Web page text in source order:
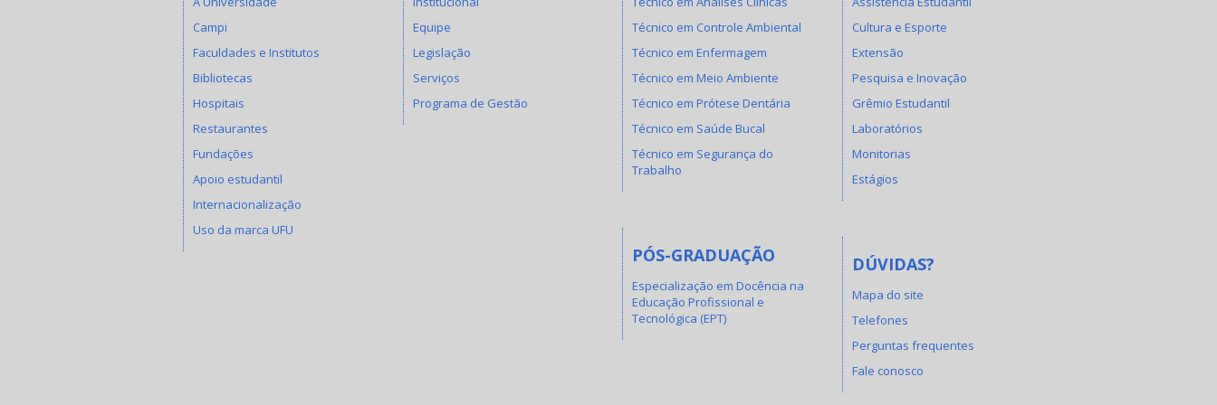
Campi
Faculdades e Institutos
Bibliotecas
Hospitais
Restaurantes
Fundações
Apoio estudantil
Internacionalização
Uso da marca UFU
Equipe
Legislação
Serviços
Programa de Gestão
Técnico em Controle Ambiental
Técnico em Enfermagem
Técnico em Meio Ambiente
Técnico em Prótese Dentária
Técnico em Saúde Bucal
Técnico em Segurança do
Trabalho
PÓS-GRADUAÇÃO
Especialização em Docência na
Educação Profissional e
Tecnológica (EPT)
Cultura e Esporte
Extensão
Pesquisa e Inovação
Grêmio Estudantil
Laboratórios
Monitorias
Estágios
DÚVIDAS?
Mapa do site
Telefones
Perguntas frequentes
Fale conosco